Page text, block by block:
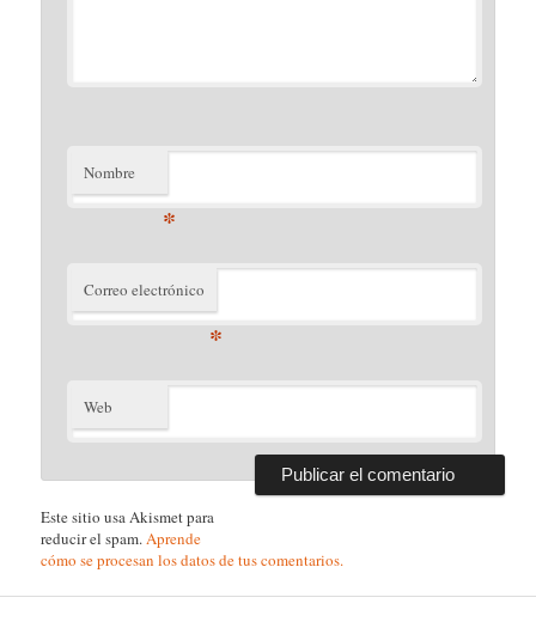
Nombre
*
Correo electrónico
*
Web
Este sitio usa Akismet para
reducir el spam.Aprende
cómo se procesan los datos de tus comentarios.